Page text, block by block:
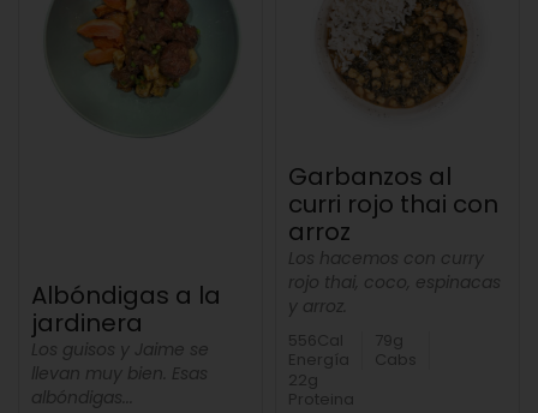
Albóndigas a la
jardinera
Los guisos y Jaime se
llevan muy bien. Esas
albóndigas...
Garbanzos al
curri rojo thai con
arroz
Los hacemos con curry
rojo thai, coco, espinacas
y arroz.
556Cal
Energía
79g
Cabs
22g
Proteina